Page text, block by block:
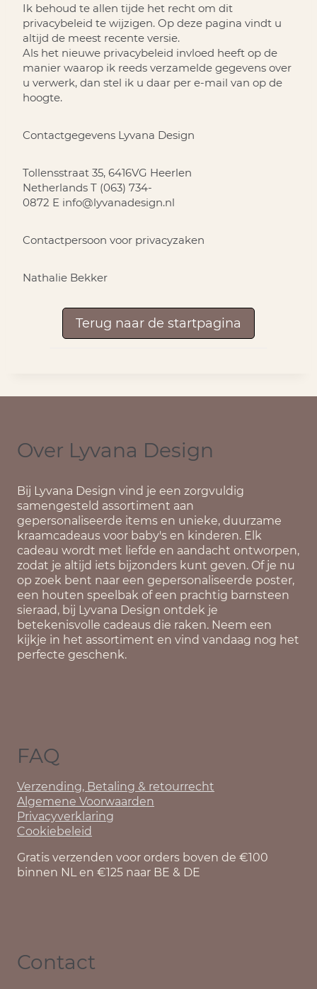
Ik behoud te allen tijde het recht om dit
privacybeleid te wijzigen. Op deze pagina vindt u
altijd de meest recente versie.
Als het nieuwe privacybeleid invloed heeft op de
manier waarop ik reeds verzamelde gegevens over
u verwerk, dan stel ik u daar per e-mail van op de
hoogte.
Contactgegevens Lyvana Design
Tollensstraat 35, 6416VG Heerlen
Netherlands T (063) 734-
0872 E info@lyvanadesign.nl
Contactpersoon voor privacyzaken
Nathalie Bekker
Terug naar de startpagina
Over Lyvana Design
Bij Lyvana Design vind je een zorgvuldig
samengesteld assortiment aan
gepersonaliseerde items en unieke, duurzame
kraamcadeaus voor baby's en kinderen. Elk
cadeau wordt met liefde en aandacht ontworpen,
zodat je altijd iets bijzonders kunt geven. Of je nu
op zoek bent naar een gepersonaliseerde poster,
een houten speelbak of een prachtig barnsteen
sieraad, bij Lyvana Design ontdek je
betekenisvolle cadeaus die raken. Neem een
kijkje in het assortiment en vind vandaag nog het
perfecte geschenk.
FAQ
Verzending, Betaling & retourrecht
Algemene Voorwaarden
Privacyverklaring
Cookiebeleid
Gratis verzenden voor orders boven de €100
binnen NL en €125 naar BE & DE
Contact